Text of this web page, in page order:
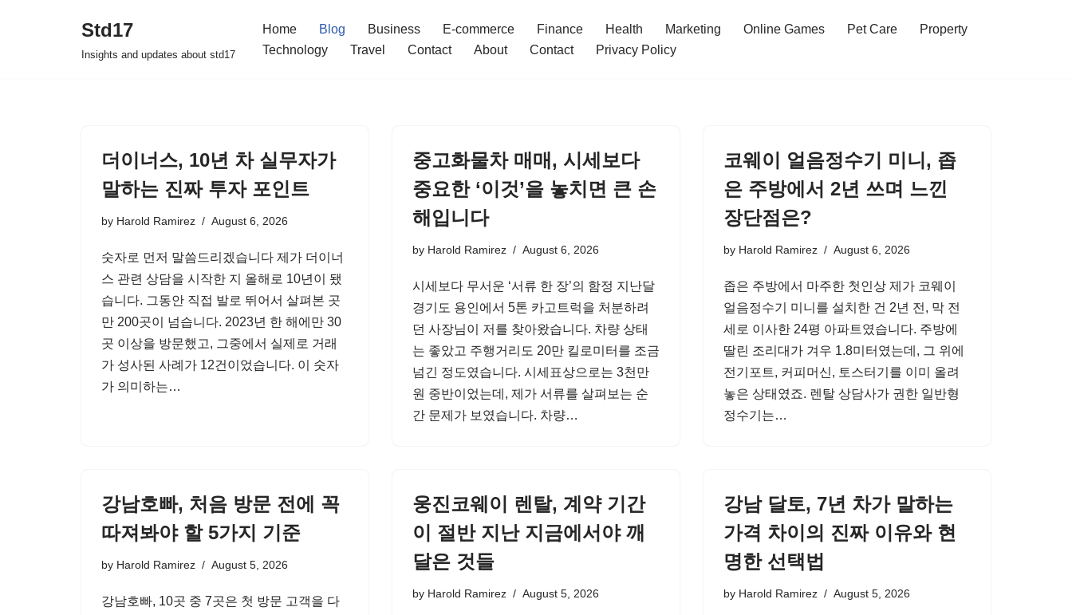
Std17
Insights and updates about std17
Home Blog Business E-commerce Finance Health Marketing Online Games Pet Care
Property
Technology
Travel Contact About Contact Privacy Policy
더이너스, 10년 차 실무자가
말하는 진짜 투자 포인트
by Harold Ramirez August 6, 2026
숫자로 먼저 말씀드리겠습니다 제가 더이너
스 관련 상담을 시작한 지 올해로 10년이 됐
습니다. 그동안 직접 발로 뛰어서 살펴본 곳
만 200곳이 넘습니다. 2023년 한 해에만 30
곳 이상을 방문했고, 그중에서 실제로 거래
가 성사된 사례가 12건이었습니다. 이 숫자
가 의미하는…
중고화물차 매매, 시세보다
중요한 ‘이것’을 놓치면 큰 손
해입니다
by Harold Ramirez August 6, 2026
시세보다 무서운 ‘서류 한 장’의 함정 지난달
경기도 용인에서 5톤 카고트럭을 처분하려
던 사장님이 저를 찾아왔습니다. 차량 상태
는 좋았고 주행거리도 20만 킬로미터를 조금
넘긴 정도였습니다. 시세표상으로는 3천만
원 중반이었는데, 제가 서류를 살펴보는 순
간 문제가 보였습니다. 차량…
코웨이 얼음정수기 미니, 좁
은 주방에서 2년 쓰며 느낀
장단점은?
by Harold Ramirez August 6, 2026
좁은 주방에서 마주한 첫인상 제가 코웨이
얼음정수기 미니를 설치한 건 2년 전, 막 전
세로 이사한 24평 아파트였습니다. 주방에
딸린 조리대가 겨우 1.8미터였는데, 그 위에
전기포트, 커피머신, 토스터기를 이미 올려
놓은 상태였죠. 렌탈 상담사가 권한 일반형
정수기는…
강남호빠, 처음 방문 전에 꼭
따져봐야 할 5가지 기준
by Harold Ramirez August 5, 2026
강남호빠, 10곳 중 7곳은 첫 방문 고객을 다
웅진코웨이 렌탈, 계약 기간
이 절반 지난 지금에서야 깨
달은 것들
by Harold Ramirez August 5, 2026
강남 달토, 7년 차가 말하는
가격 차이의 진짜 이유와 현
명한 선택법
by Harold Ramirez August 5, 2026